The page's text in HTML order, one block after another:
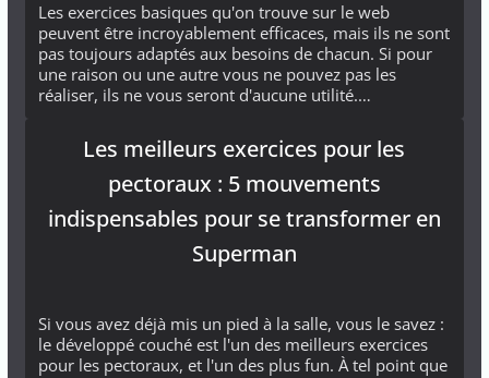
Les exercices basiques qu'on trouve sur le web
peuvent être incroyablement efficaces, mais ils ne sont
pas toujours adaptés aux besoins de chacun. Si pour
une raison ou une autre vous ne pouvez pas les
réaliser, ils ne vous seront d'aucune utilité.…
Les meilleurs exercices pour les
pectoraux : 5 mouvements
indispensables pour se transformer en
Superman
Si vous avez déjà mis un pied à la salle, vous le savez :
le développé couché est l'un des meilleurs exercices
pour les pectoraux, et l'un des plus fun. À tel point que